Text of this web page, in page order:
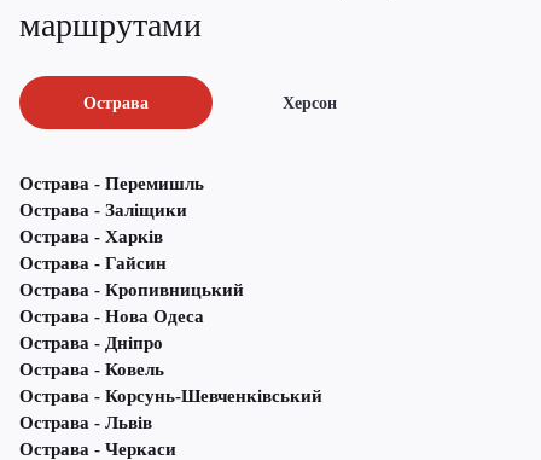
маршрутами
Острава Херсон
Острава - Перемишль
Острава - Заліщики
Острава - Харків
Острава - Гайсин
Острава - Кропивницький
Острава - Нова Одеса
Острава - Дніпро
Острава - Ковель
Острава - Корсунь-Шевченківський
Острава - Львів
Острава - Черкаси